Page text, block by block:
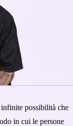
infinite possibilità che
in cui le persone